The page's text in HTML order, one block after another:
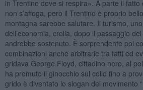
in Trentino dove si respira». A parte il fatto
non s’affoga, però il Trentino è proprio
montagna sarebbe salutare. Il turismo,
dell’economia, crolla, dopo il passaggio
andrebbe sostenuto. È sorprendente poi
combinazioni anche arbitrarie tra fatti ed
gridava George Floyd, cittadino nero, al
ha premuto il ginocchio sul collo fino a
grido è diventato lo slogan del movimento